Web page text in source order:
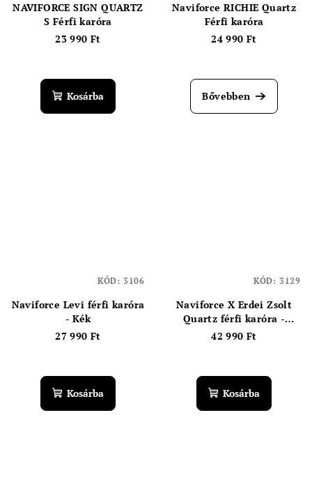
NAVIFORCE SIGN QUARTZ
S Férfi karóra
23 990 Ft
Kosárba
Naviforce RICHIE Quartz
Férfi karóra
24 990 Ft
Bővebben
Naviforce Levi férfi karóra
- Kék
27 990 Ft
Kosárba
KÓD: 3106
Naviforce X Erdei Zsolt
Quartz férfi karóra -
Fekete
42 990 Ft
Kosárba
KÓD: 3129